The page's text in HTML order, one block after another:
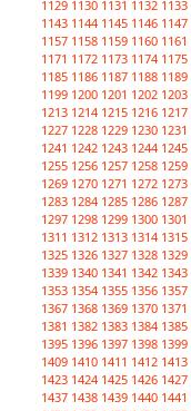
1129 1130 1131 1132 1133
1143 1144 1145 1146 1147
1157 1158 1159 1160 1161
1171 1172 1173 1174 1175
1185 1186 1187 1188 1189
1199 1200 1201 1202 1203
1213 1214 1215 1216 1217
1227 1228 1229 1230 1231
1241 1242 1243 1244 1245
1255 1256 1257 1258 1259
1269 1270 1271 1272 1273
1283 1284 1285 1286 1287
1297 1298 1299 1300 1301
1311 1312 1313 1314 1315
1325 1326 1327 1328 1329
1339 1340 1341 1342 1343
1353 1354 1355 1356 1357
1367 1368 1369 1370 1371
1381 1382 1383 1384 1385
1395 1396 1397 1398 1399
1409 1410 1411 1412 1413
1423 1424 1425 1426 1427
1437 1438 1439 1440 1441